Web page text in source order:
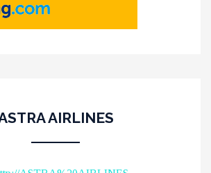
AIRLINES